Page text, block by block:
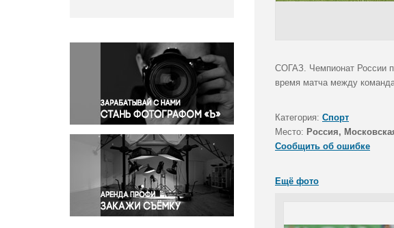
Окружающая среда
Политика
Правосудие
Происшествия и конфликты
Религия
Светская жизнь
Спорт
Экология
Экономика и бизнес
СОГАЗ. Чемпионат России
время матча между
Категория: Спорт
Место: Россия,
Сообщить об ошибке
Ещё фото